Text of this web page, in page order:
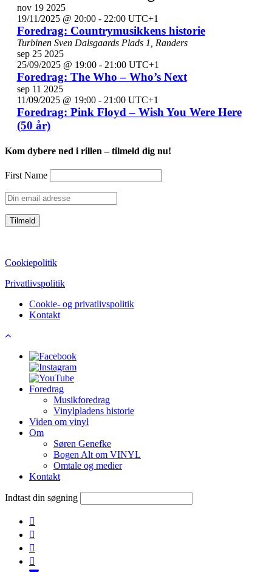
Begivenheder
nov 19 2025
19/11/2025 @ 20:00- 22:00 UTC+1
Foredrag: Countrymusikkens historie
Turbinen Sven Dalsgaards Plads 1, Randers
sep 25 2025
25/09/2025 @ 19:00- 21:00 UTC+1
Foredrag: The Who – Who’s Next
sep 11 2025
11/09/2025 @ 19:00- 21:00 UTC+1
Foredrag: Pink Floyd – Wish You Were Here
(50 år)
Kom dybere ned i rillen – tilmeld dig nu!
First Name
Cookiepolitik
Privatlivspolitik
Cookie- og privatlivspolitik
Kontakt
Foredrag
Musikforedrag
Vinylpladens historie
Viden om vinyl
Om
Søren Genefke
Bogen Alt om VINYL
Omtale og medier
Kontakt
Indtast din søgning